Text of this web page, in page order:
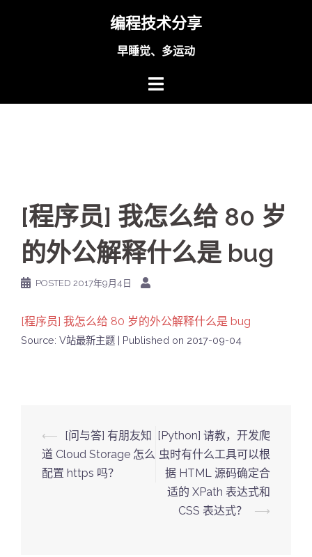
编程技术分享
早睡觉、多运动
[程序员] 我怎么给 80 岁
的外公解释什么是 bug
POSTED 2017年9月4日
[程序员] 我怎么给 80 岁的外公解释什么是 bug
Source: V站最新主题 Published on 2017-09-04
Post
navigation
⟵
[问与答] 有朋友知
道 Cloud Storage 怎么
配置 https 吗？
[Python] 请教，开发爬
虫时有什么工具可以根
据 HTML 源码确定合
适的 XPath 表达式和
CSS 表达式？
⟶